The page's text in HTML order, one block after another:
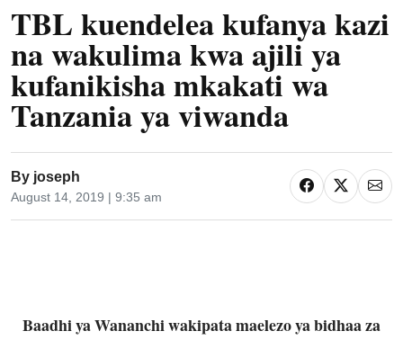
TBL kuendelea kufanya kazi
na wakulima kwa ajili ya
kufanikisha mkakati wa
Tanzania ya viwanda
By joseph
August 14, 2019 | 9:35 am
Baadhi ya Wananchi wakipata maelezo ya bidhaa za